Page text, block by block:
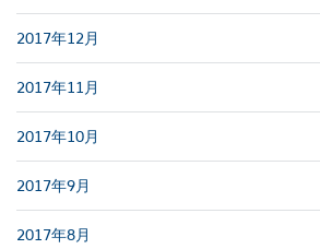
2017年12月
2017年11月
2017年10月
2017年9月
2017年8月